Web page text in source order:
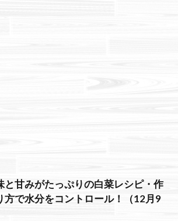
と甘みがたっぷりの白菜レシピ・作
方で水分をコントロール！（12月9